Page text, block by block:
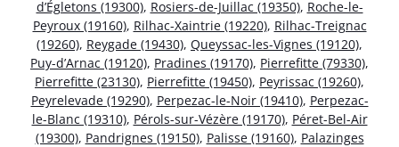
d’Égletons (19300), Rosiers-de-Juillac (19350), Roche-le-
Peyroux (19160), Rilhac-Xaintrie (19220), Rilhac-Treignac
(19260), Reygade (19430), Queyssac-les-Vignes (19120),
Puy-d’Arnac (19120), Pradines (19170), Pierrefitte (79330),
Pierrefitte (23130), Pierrefitte (19450), Peyrissac (19260),
Peyrelevade (19290), Perpezac-le-Noir (19410), Perpezac-
le-Blanc (19310), Pérols-sur-Vézère (19170), Péret-Bel-Air
(19300), Pandrignes (19150), Palisse (19160), Palazinges